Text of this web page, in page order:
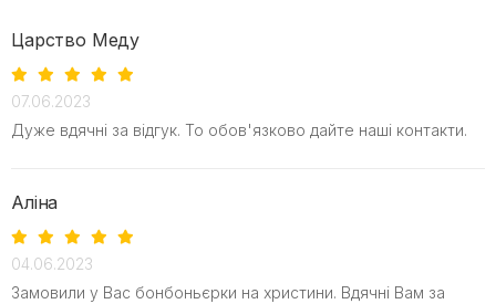
Царство Меду
07.06.2023
Дуже вдячні за відгук. То обов'язково дайте наші контакти.
Аліна
04.06.2023
Замовили у Вас бонбоньєрки на христини. Вдячні Вам за